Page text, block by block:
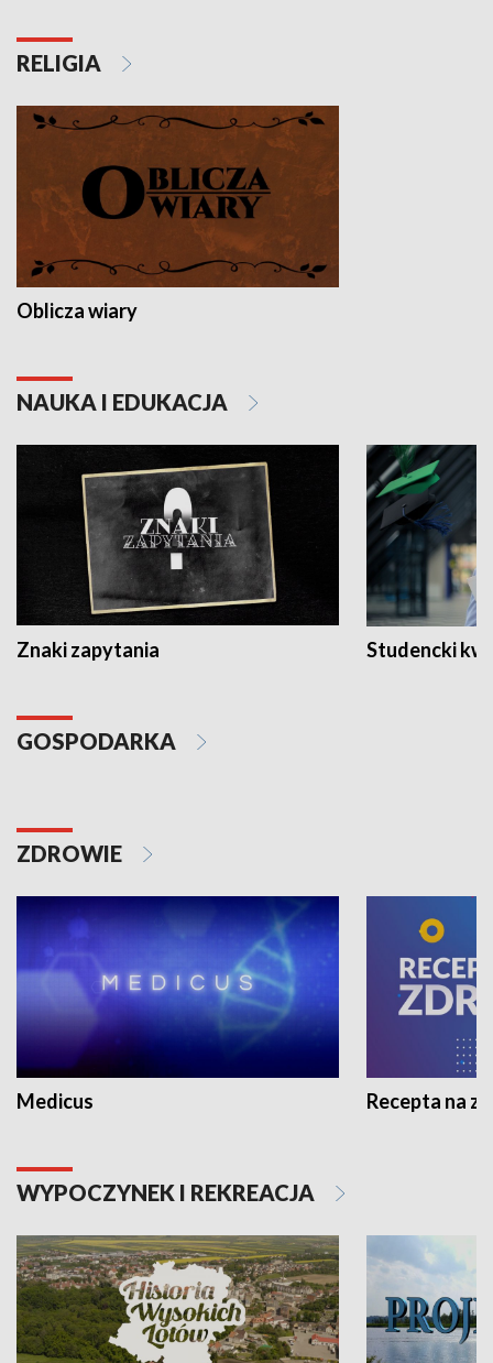
RELIGIA
Oblicza wiary
NAUKA I EDUKACJA
Znaki zapytania Studencki
GOSPODARKA
ZDROWIE
Medicus Recepta na
WYPOCZYNEK I REKREACJA